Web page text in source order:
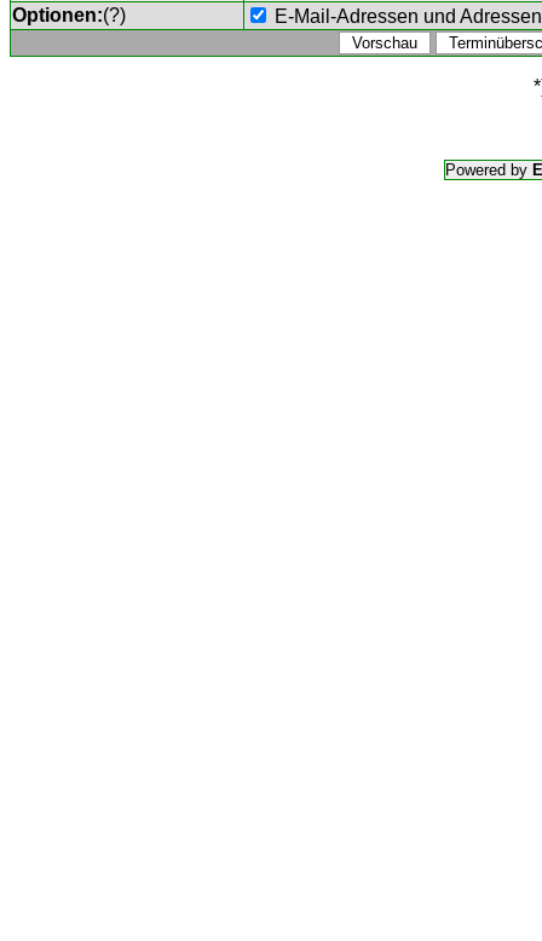
Optionen:(?) E-Mail-Adressen und
Powered by